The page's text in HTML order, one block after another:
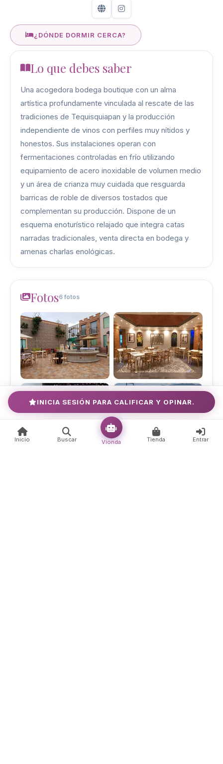
¿DÓNDE DORMIR CERCA?
Lo que debes saber
Una acogedora bodega boutique con un alma
artística profundamente vinculada al rescate de las
tradiciones de Tequisquiapan y la producción
independiente de vinos con perfiles muy nítidos y
honestos. Sus instalaciones operan con
fermentaciones controladas en frío utilizando
equipamiento de acero inoxidable de volumen medio
y un área de crianza muy cuidada que resguarda
barricas de roble de diversos tostados que
complementan su producción. Dispone de un
esquema enoturístico relajado que integra catas
narradas tradicionales, venta directa en bodega y
amenas charlas enológicas.
Fotos6 fotos
INICIA SESIÓN PARA CALIFICAR Y OPINAR.
Inicio Buscar Vionda Tienda Entrar